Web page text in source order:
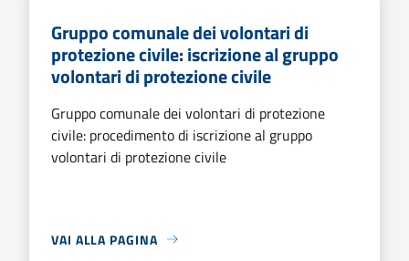
Gruppo comunale dei volontari di
protezione civile: iscrizione al gruppo
volontari di protezione civile
Gruppo comunale dei volontari di protezione
civile: procedimento di iscrizione al gruppo
volontari di protezione civile
VAI ALLA PAGINA